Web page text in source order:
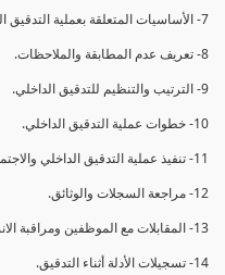
7- الأساسيات المتعلقة بعملية التدقيق الداخلي.
8- تعريف عدم المطابقة والملاحظات.
9- الترتيب والتنظيم للتدقيق الداخلي.
10- خطوات عملية التدقيق الداخلي.
11- تنفيذ عملية التدقيق الداخلي والاجتماع الافتتاحي.
12- مراجعة السجلات والوثائق.
13- المقابلات مع الموظفين ومراقبة الانشطة والمرافق.
14- تسجيلات الأدلة أثناء التدقيق.